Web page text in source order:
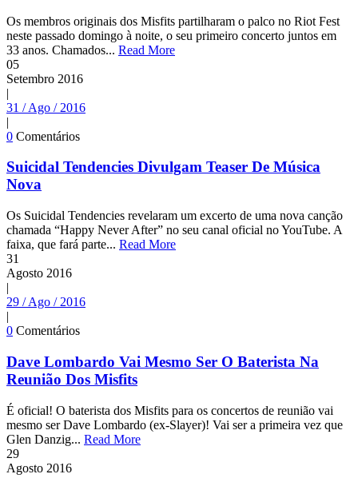
Os membros originais dos Misfits partilharam o palco no Riot Fest
neste passado domingo à noite, o seu primeiro concerto juntos em
33 anos. Chamados... Read More
05
Setembro 2016
|
31 / Ago / 2016
|
0 Comentários
Suicidal Tendencies Divulgam Teaser De Música
Nova
Os Suicidal Tendencies revelaram um excerto de uma nova canção
chamada “Happy Never After” no seu canal oficial no YouTube. A
faixa, que fará parte... Read More
31
Agosto 2016
|
29 / Ago / 2016
|
0 Comentários
Dave Lombardo Vai Mesmo Ser O Baterista Na
Reunião Dos Misfits
É oficial! O baterista dos Misfits para os concertos de reunião vai
mesmo ser Dave Lombardo (ex-Slayer)! Vai ser a primeira vez que
Glen Danzig... Read More
29
Agosto 2016